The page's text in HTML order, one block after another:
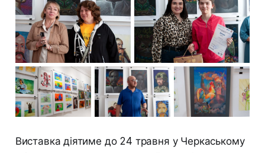
Виставка діятиме до 24 травня у Черкаському